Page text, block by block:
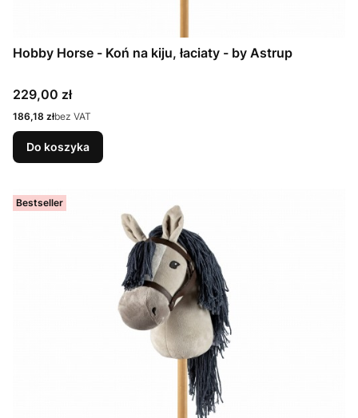
Hobby Horse - Koń na kiju, łaciaty - by Astrup
Cena
229,00 zł
Cena
186,18 złbez VAT
Do koszyka
Bestseller